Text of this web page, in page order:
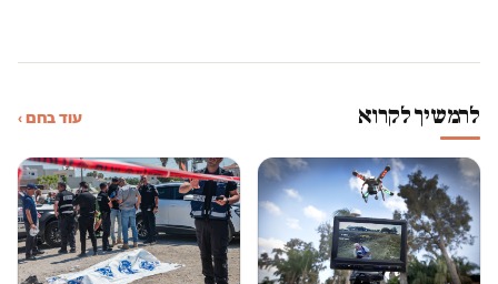
להמשיך לקרוא עוד בחם ›